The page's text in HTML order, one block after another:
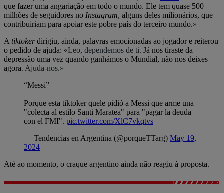
que fazer uma angariação em todo o mundo. Ele tem quase 500
milhões de seguidores no Instagram, alguns deles milionários, que
contribuiriam para apoiar este pobre país do terceiro mundo.»
A tiktokerdirigiu, ainda, palavras emocionadas ao jogador e reiterou
o pedido de ajuda: «Leo, dependemos de ti. Já nos tiraste da
depressão uma vez quando ganhámos o Mundial, não nos deixes
agora. Ajuda-nos.»
“Messi”
Porque esta tiktoker quele pidió a Messi que arme una
"colecta al estilo Santi Maratea" para "pagar la deuda
con el FMI". pic.twitter.com/XlC7vkqtvs
— Tendencias en Argentina (@porqueTTarg) May 19,
2024
Até ao momento, o craque argentino ainda não reagiu à proposta.